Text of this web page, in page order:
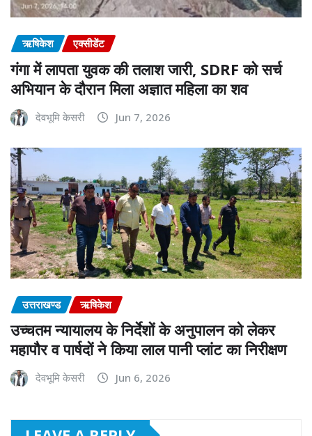
ऋषिकेश एक्सीडेंट
गंगा में लापता युवक की तलाश जारी, SDRF को सर्च
अभियान के दौरान मिला अज्ञात महिला का शव
देवभूमि केसरी Jun 7, 2026
उत्तराखण्ड ऋषिकेश
उच्चतम न्यायालय के निर्देशों के अनुपालन को लेकर
महापौर व पार्षदों ने किया लाल पानी प्लांट का निरीक्षण
देवभूमि केसरी Jun 6, 2026